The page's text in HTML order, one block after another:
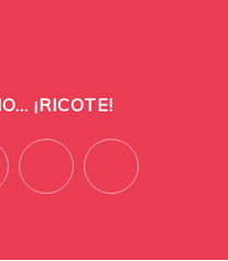
¡RICOTE!